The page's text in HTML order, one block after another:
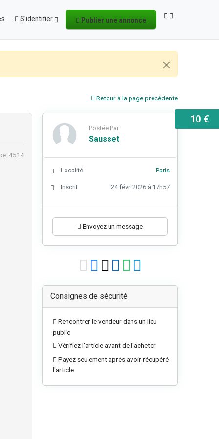
S'identifier Publier une annonce
Retour à la page précédente
4514
10 €
Postée Par
Sausset
Localité Paris
Inscrit 24 févr. 2026 à 17h57
Envoyez un message
Consignes de sécurité
Rencontrer le vendeur dans un lieu
public
Vérifiez l'article avant de l'acheter
Payez seulement après avoir récupéré
l'article